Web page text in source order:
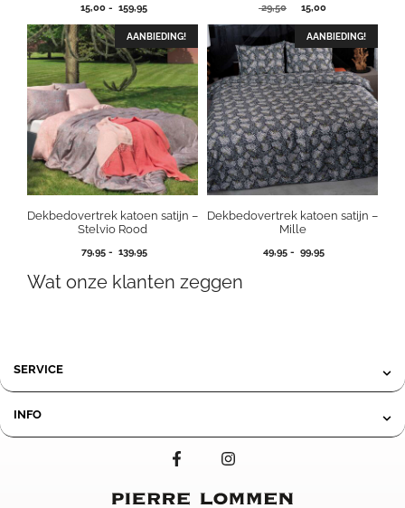
15,00 - 159,95Prijsklasse:
tot
159,95
29,50
Oorspronkelijke
was:
29,50.
15,00Huidige
is:
15,00.
AANBIEDING!
Dekbedovertrek katoen satijn –
Stelvio Rood
79,95 - 139,95Prijsklasse:
tot
AANBIEDING!
Dekbedovertrek katoen satijn –
Mille
49,95 - 99,95Prijsklasse:
Wat onze klanten zeggen
SERVICE
INFO